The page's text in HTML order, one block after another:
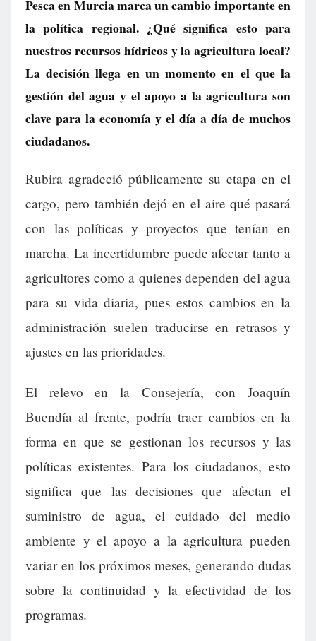
Pesca en Murcia marca un cambio importante en
la política regional. ¿Qué significa esto para
nuestros recursos hídricos y la agricultura local?
La decisión llega en un momento en el que la
gestión del agua y el apoyo a la agricultura son
clave para la economía y el día a día de muchos
ciudadanos.
Rubira agradeció públicamente su etapa en el
cargo, pero también dejó en el aire qué pasará
con las políticas y proyectos que tenían en
marcha. La incertidumbre puede afectar tanto a
agricultores como a quienes dependen del agua
para su vida diaria, pues estos cambios en la
administración suelen traducirse en retrasos y
ajustes en las prioridades.
El relevo en la Consejería, con Joaquín
Buendía al frente, podría traer cambios en la
forma en que se gestionan los recursos y las
políticas existentes. Para los ciudadanos, esto
significa que las decisiones que afectan el
suministro de agua, el cuidado del medio
ambiente y el apoyo a la agricultura pueden
variar en los próximos meses, generando dudas
sobre la continuidad y la efectividad de los
programas.